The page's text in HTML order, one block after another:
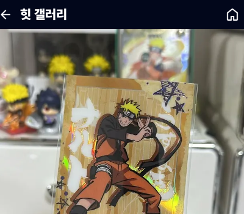
힛 갤러리